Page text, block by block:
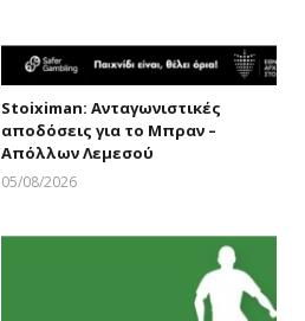
Stoiximan: Ανταγωνιστικές
αποδόσεις για το Μπραν –
Απόλλων Λεμεσού
05/08/2026